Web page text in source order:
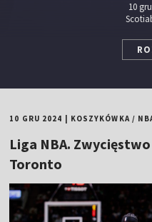
10
10 GRU 2024 KOSZYKÓWKA/
Liga NBA.
Toronto